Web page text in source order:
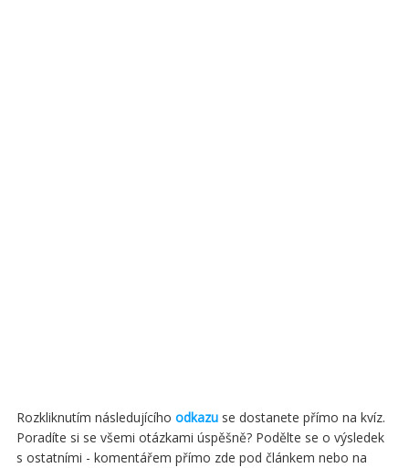
Rozkliknutím následujícího odkazu se dostanete přímo na kvíz.
Poradíte si se všemi otázkami úspěšně? Podělte se o výsledek
s ostatními - komentářem přímo zde pod článkem nebo na